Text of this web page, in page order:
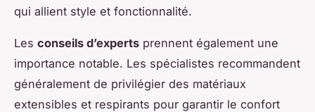
qui allient style et fonctionnalité.
Les conseils d’experts prennent également une
importance notable. Les spécialistes recommandent
généralement de privilégier des matériaux
extensibles et respirants pour garantir le confort